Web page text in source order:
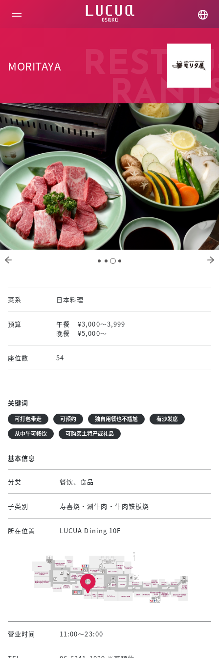
MORITAYA
菜系 日本料理
预算 午餐
¥3,000〜3,999
晚餐
¥5,000〜
座位数 54
关键词
可打包带走 可预约 独自用餐也不尴尬
有沙发席
从中午可畅饮
可购买土特产或礼品
基本信息
分类 餐饮、食品
子类别 寿喜烧・涮牛肉・牛肉铁板烧
所在位置 LUCUA Dining 10F
营业时间 11:00～23:00